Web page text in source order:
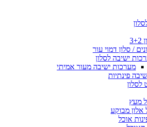
/ סלון דמוי עור
ישיבה לסלון
מערכות ישיבה מעור אמיתי
פינתיות
לסלון
מעץ
אלון מבוקע
אוכל